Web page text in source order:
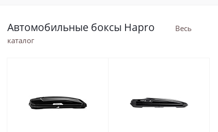
Автомобильные боксы Hapro
Весь
каталог